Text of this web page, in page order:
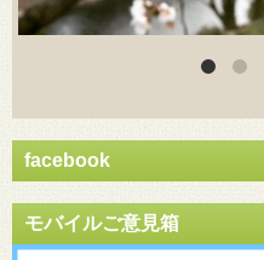
facebook
モバイルご意見箱